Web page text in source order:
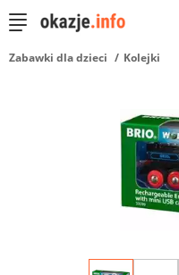
Zabawki dla dzieci Kolejki